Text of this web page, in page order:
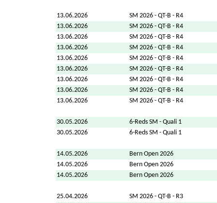
13.06.2026
SM 2026 - QT-B - R4
13.06.2026
SM 2026 - QT-B - R4
13.06.2026
SM 2026 - QT-B - R4
13.06.2026
SM 2026 - QT-B - R4
13.06.2026
SM 2026 - QT-B - R4
13.06.2026
SM 2026 - QT-B - R4
13.06.2026
SM 2026 - QT-B - R4
13.06.2026
SM 2026 - QT-B - R4
13.06.2026
SM 2026 - QT-B - R4
30.05.2026
6-Reds SM - Quali 1
30.05.2026
6-Reds SM - Quali 1
14.05.2026
Bern Open 2026
14.05.2026
Bern Open 2026
14.05.2026
Bern Open 2026
25.04.2026
SM 2026 - QT-B - R3